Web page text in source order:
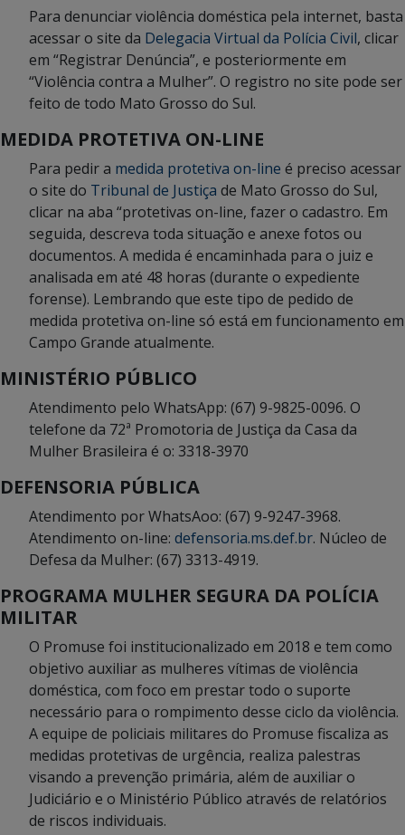
Para denunciar violência doméstica pela internet, basta
acessar o site da Delegacia Virtual da Polícia Civil, clicar
em “Registrar Denúncia”, e posteriormente em
“Violência contra a Mulher”. O registro no site pode ser
feito de todo Mato Grosso do Sul.
MEDIDA PROTETIVA ON-LINE
Para pedir a medida protetiva on-line é preciso acessar
o site do Tribunal de Justiça de Mato Grosso do Sul,
clicar na aba “protetivas on-line, fazer o cadastro. Em
seguida, descreva toda situação e anexe fotos ou
documentos. A medida é encaminhada para o juiz e
analisada em até 48 horas (durante o expediente
forense). Lembrando que este tipo de pedido de
medida protetiva on-line só está em funcionamento em
Campo Grande atualmente.
MINISTÉRIO PÚBLICO
Atendimento pelo WhatsApp: (67) 9-9825-0096. O
telefone da 72ª Promotoria de Justiça da Casa da
Mulher Brasileira é o: 3318-3970
DEFENSORIA PÚBLICA
Atendimento por WhatsAoo: (67) 9-9247-3968.
Atendimento on-line: defensoria.ms.def.br. Núcleo de
Defesa da Mulher: (67) 3313-4919.
PROGRAMA MULHER SEGURA DA POLÍCIA
MILITAR
O Promuse foi institucionalizado em 2018 e tem como
objetivo auxiliar as mulheres vítimas de violência
doméstica, com foco em prestar todo o suporte
necessário para o rompimento desse ciclo da violência.
A equipe de policiais militares do Promuse fiscaliza as
medidas protetivas de urgência, realiza palestras
visando a prevenção primária, além de auxiliar o
Judiciário e o Ministério Público através de relatórios
de riscos individuais.